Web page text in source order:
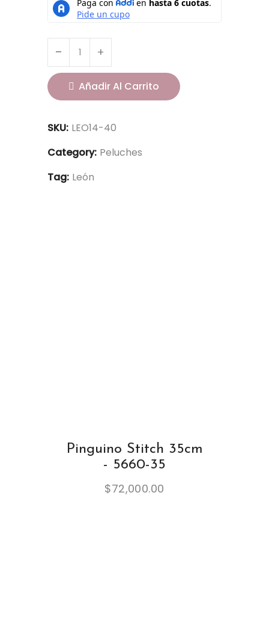
Añadir Al Carrito
SKU: LEO14-40
Category: Peluches
Tag: León
Pinguino Stitch 35cm
- 5660-35
$72,000.00